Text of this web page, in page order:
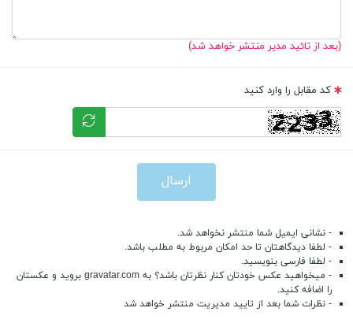
(بعد از تائید مدیر منتشر خواهد شد)
کد مقابل را وارد کنید
ارسال
- نشانی ایمیل شما منتشر نخواهد شد.
- لطفا دیدگاهتان تا حد امکان مربوط به مطلب باشد.
- لطفا فارسی بنویسید.
- میخواهید عکس خودتان کنار نظرتان باشد؟ به gravatar.com بروید و عکستان
را اضافه کنید.
- نظرات شما بعد از تایید مدیریت منتشر خواهد شد